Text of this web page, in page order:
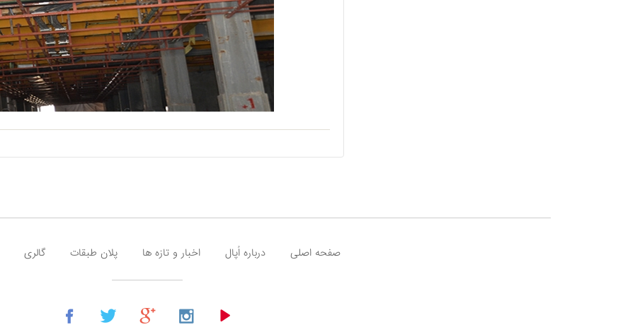
صفحه اصلی درباره اُپال اخبار و تازه ها پلان طبقات گالری